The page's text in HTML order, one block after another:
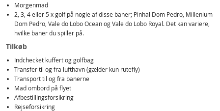
Morgenmad
2, 3, 4 eller 5 x golf på nogle af disse baner; Pinhal Dom Pedro, Millenium
Dom Pedro, Vale do Lobo Ocean og Vale do Lobo Royal. Det kan variere,
hvilke baner du spiller på.
Tilkøb
Indchecket kuffert og golfbag
Transfer til og fra lufthavn (gælder kun rutefly)
Transport til og fra banerne
Mad ombord på flyet
Afbestillingsforsikring
Rejseforsikring